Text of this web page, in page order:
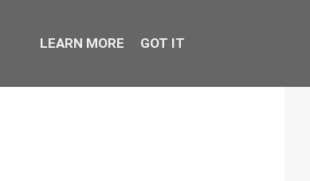
LEARN MORE GOT IT